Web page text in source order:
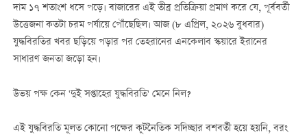
দাম ১৭ শতাংশ ধসে পড়ে। বাজারের এই তীব্র প্রতিক্রিয়া প্রমাণ করে যে, পূর্ববর্তী
উত্তেজনা কতটা চরম পর্যায়ে পৌঁছেছিল। আজ (৮ এপ্রিল, ২০২৬ বুধবার)
যুদ্ধবিরতির খবর ছড়িয়ে পড়ার পর তেহরানের এনকেলাব স্কয়ারে ইরানের
সাধারণ জনতা জড়ো হন।
উভয় পক্ষ কেন 'দুই সপ্তাহের যুদ্ধবিরতি' মেনে নিল?
এই যুদ্ধবিরতি মূলত কোনো পক্ষের কূটনৈতিক সদিচ্ছার বশবর্তী হয়ে হয়নি, বরং